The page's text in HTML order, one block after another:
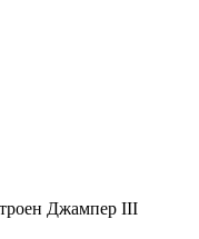
Джампер III